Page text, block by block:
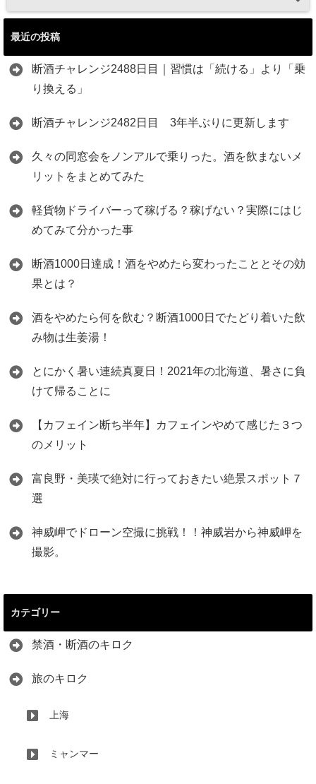
最近の投稿
断酒チャレンジ2488日目｜習慣は「続ける」より「乗
り換える」
断酒チャレンジ2482日目 3年半ぶりに更新します
久々の同窓会をノンアルで乗りった。酒を飲まないメ
リットをまとめてみた
軽貨物ドライバーって稼げる？稼げない？実際にはじ
めてみて分かった事
断酒1000日達成！酒をやめたら変わったこととその効
果とは？
酒をやめたら何を飲む？断酒1000日でたどり着いた飲
み物は生姜湯！
とにかく暑い連続真夏日！2021年の北海道、暑さに負
けて帰ることに
【カフェイン断ち半年】カフェインやめて感じた３つ
のメリット
富良野・美瑛で絶対に行っておきたい絶景スポット７
選
神威岬でドローン空撮に挑戦！！神威岩から神威岬を
撮影。
カテゴリー
禁酒・断酒のキロク
旅のキロク
上海
ミャンマー